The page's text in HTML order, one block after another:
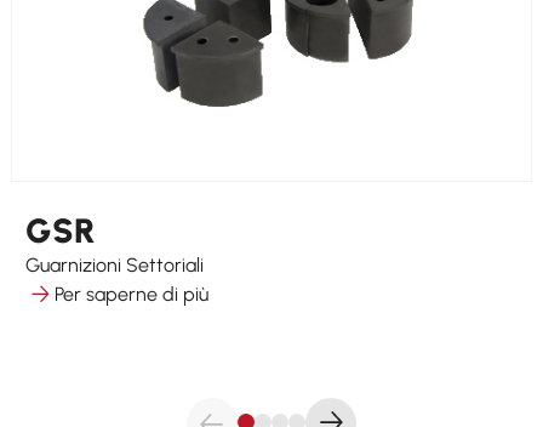
GSR
Guarnizioni Settoriali
Per saperne di più